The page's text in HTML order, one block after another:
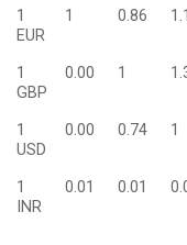
1
EUR
1 0.86
1
GBP
0.00 1
1
USD
0.00 0.74 1
1
INR
0.01 0.01